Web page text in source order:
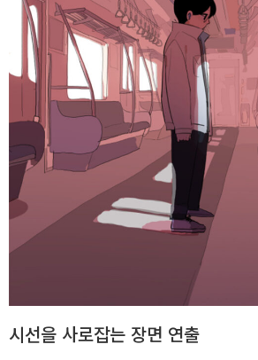
시선을 사로잡는 장면 연출